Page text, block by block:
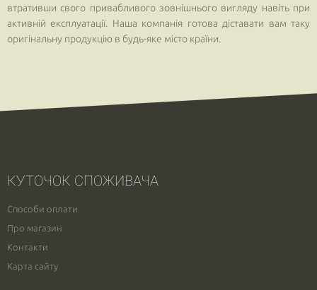
втративши свого привабливого зовнішнього вигляду навіть при
активній експлуатації. Наша компанія готова діставати вам таку
оригінальну продукцію в будь-яке місто країни.
КУТОЧОК СПОЖИВАЧА
Способи оплати
Про магазин
Контакти
Карта сайту